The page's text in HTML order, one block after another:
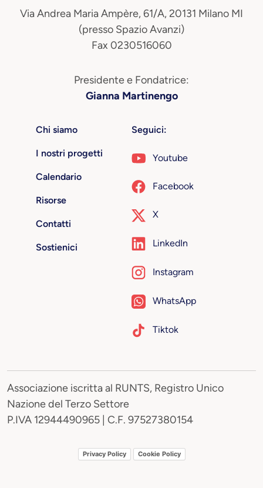
Via Andrea Maria Ampère, 61/A, 20131 Milano MI
(presso Spazio Avanzi)
Fax 0230516060
Presidente e Fondatrice:
Gianna Martinengo
Chi siamo
I nostri progetti
Calendario
Risorse
Contatti
Sostienici
Seguici:
Youtube
Facebook
X
LinkedIn
Instagram
WhatsApp
Tiktok
Associazione iscritta al RUNTS, Registro Unico
Nazione del Terzo Settore
P.IVA 12944490965 | C.F. 97527380154
Privacy Policy Cookie Policy